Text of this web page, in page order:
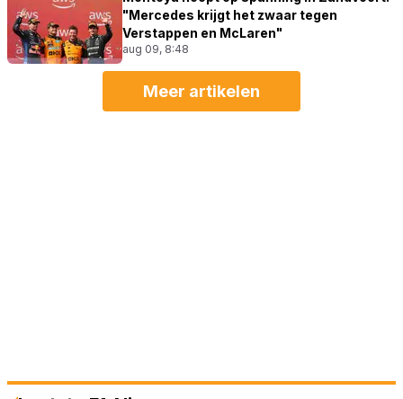
"Mercedes krijgt het zwaar tegen
Verstappen en McLaren"
aug 09, 8:48
Meer artikelen